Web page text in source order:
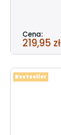
Cena:
219,95 zł
Bestseller